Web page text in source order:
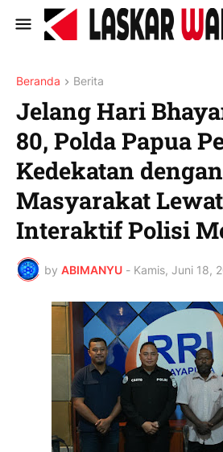
Beranda Berita
Jelang Hari
80, Polda Papua
Kedekatan dengan
Masyarakat
Interaktif Polisi
by ABIMANYU - Kamis, Juni 18,